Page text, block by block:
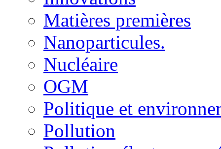
Matières premières
Nanoparticules.
Nucléaire
OGM
Politique et
Pollution